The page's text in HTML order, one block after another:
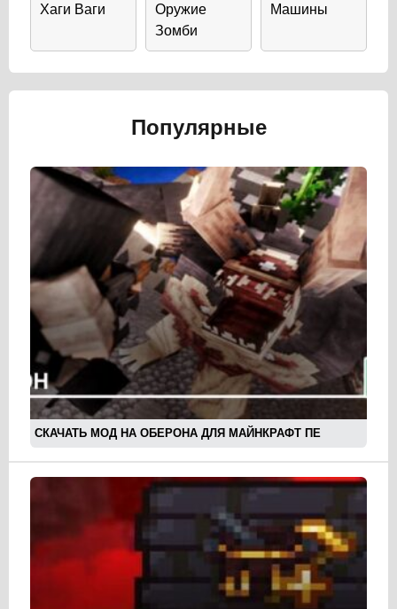
Хаги Ваги
Оружие
Зомби
Машины
Популярные
СКАЧАТЬ МОД НА ОБЕРОНА ДЛЯ МАЙНКРАФТ ПЕ